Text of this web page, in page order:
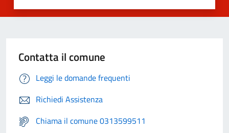
Contatta il comune
Leggi le domande frequenti
Richiedi Assistenza
Chiama il comune 0313599511